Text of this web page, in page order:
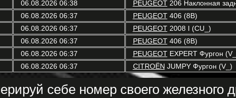
06.08.2026 06:38 PEUGEOT206 Наклонная
06.08.2026 06:37 PEUGEOT406 (8B)
06.08.2026 06:37 PEUGEOT2008 I (CU_)
06.08.2026 06:37 PEUGEOT406 (8B)
06.08.2026 06:37 PEUGEOTEXPERT Фургон
06.08.2026 06:37 CITROËN JUMPY Фургон (V_)
себе номер своего железного